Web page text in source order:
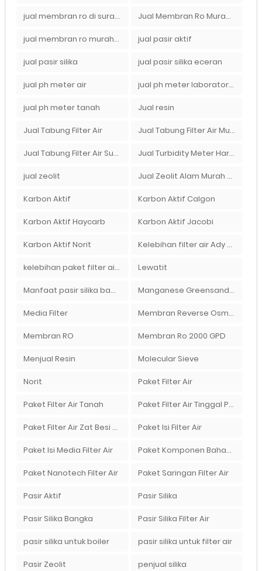
jual membran ro di surabaya Jual Membran Ro Murah : 082140002080
jual membran ro murah surabaya jual pasir aktif
jual pasir silika jual pasir silika eceran
jual ph meter air jual ph meter laboratorium
jual ph meter tanah Jual resin
Jual Tabung Filter Air Jual Tabung Filter Air Murah
Jual Tabung Filter Air Surabaya Jual Turbidity Meter Harga Murah Di Sulawesi
jual zeolit Jual Zeolit Alam Murah Di Surabaya
Karbon Aktif Karbon Aktif Calgon
Karbon Aktif Haycarb Karbon Aktif Jacobi
Karbon Aktif Norit Kelebihan filter air Ady Water untuk menyaring air sumur bor di rumah"
kelebihan paket filter air Ady Water Lewatit
Manfaat pasir silika bagi kehidupan Manganese Greensand Plus
Media Filter Membran Reverse Osmosis
Membran RO Membran Ro 2000 GPD
Menjual Resin Molecular Sieve
Norit Paket Filter Air
Paket Filter Air Tanah Paket Filter Air Tinggal Pasang
Paket Filter Air Zat Besi Tinggi Paket Isi Filter Air
Paket Isi Media Filter Air Paket Komponen Bahan Filter Air
Paket Nanotech Filter Air Paket Saringan Filter Air
Pasir Aktif Pasir Silika
Pasir Silika Bangka Pasir Silika Filter Air
pasir silika untuk boiler pasir silika untuk filter air
Pasir Zeolit penjual silika